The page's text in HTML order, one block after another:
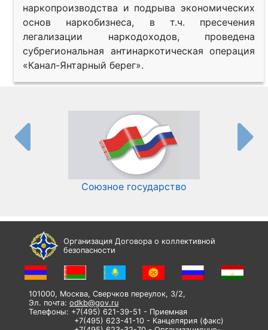
наркопроизводства и подрыва экономических
основ наркобизнеса, в т.ч. пресечения
легализации наркодоходов, проведена
субрегиональная антинаркотическая операция
«Канал-Янтарный берег».
Союзное государство
Организация Договора о коллективной
безопасности
101000, Москва, Сверчков переулок, 3/2,
Эл. почта: odkb@gov.ru
Телефоны: +7(495) 621-39-51 - Приемная
+7(495) 623-41-10 - Канцелярия (факс)